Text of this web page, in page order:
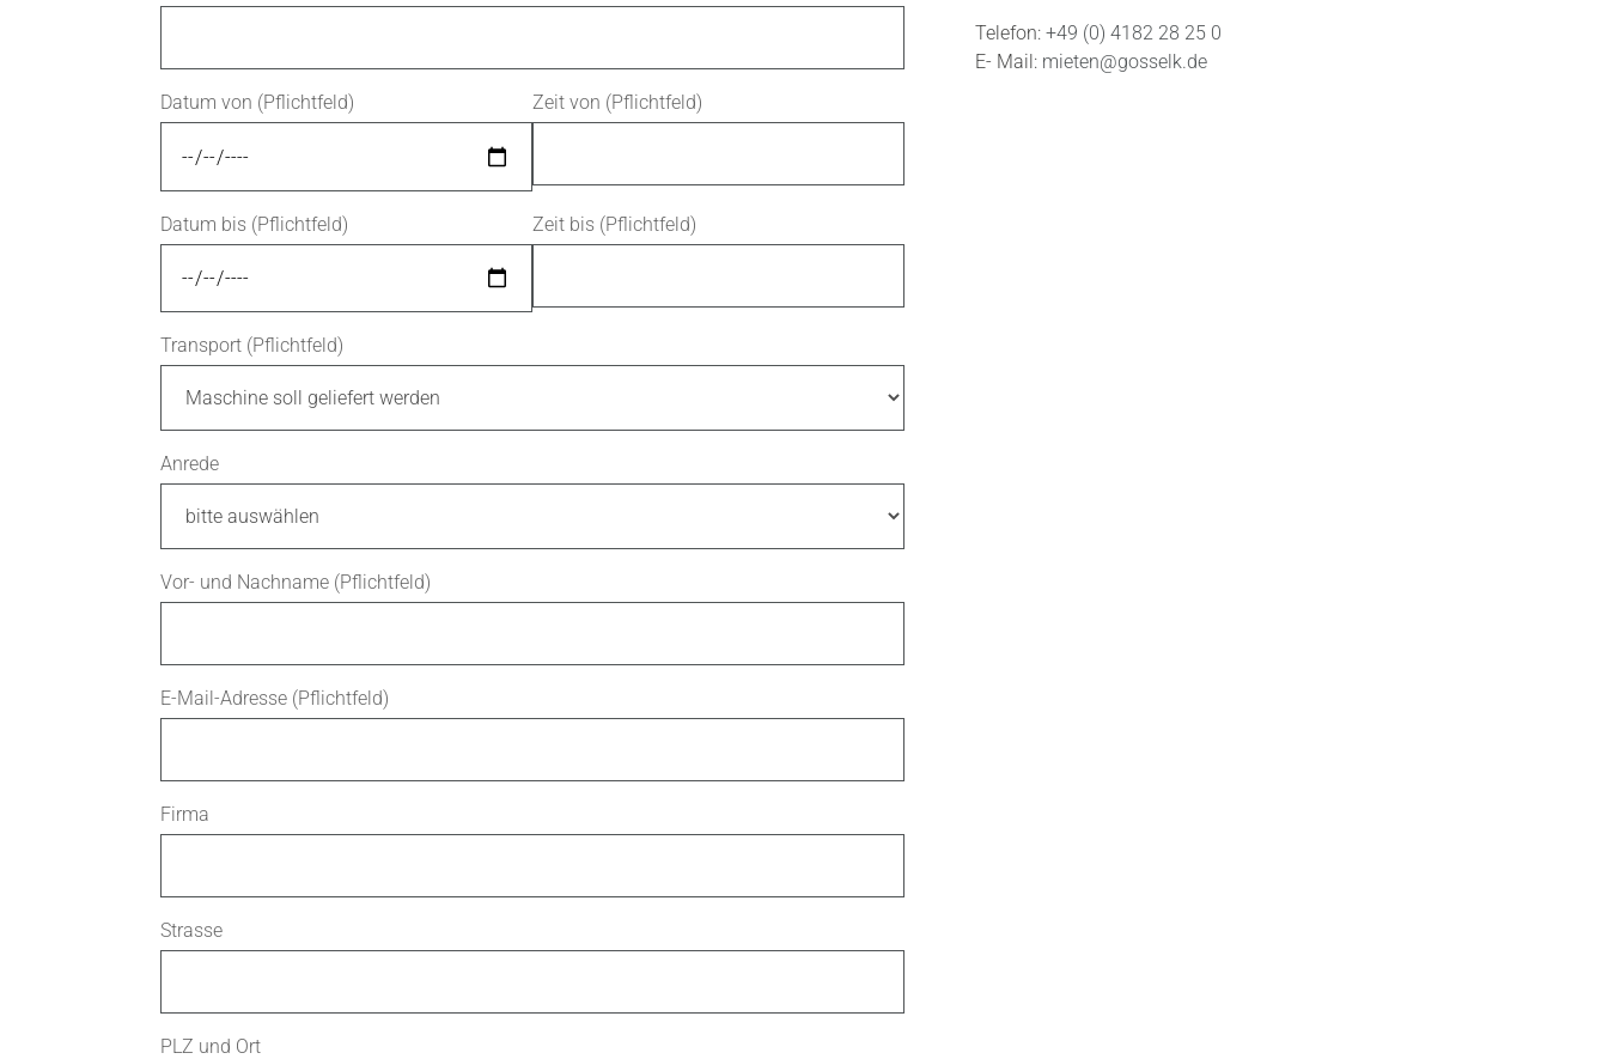
Datum von (Pflichtfeld) Zeit von (Pflichtfeld)
Datum bis (Pflichtfeld) Zeit bis (Pflichtfeld)
Transport (Pflichtfeld)
Anrede
Vor- und Nachname (Pflichtfeld)
E-Mail-Adresse (Pflichtfeld)
Firma
Strasse
PLZ und Ort
Telefon: +49 (0) 4182 28 25 0
E- Mail: mieten@gosselk.de